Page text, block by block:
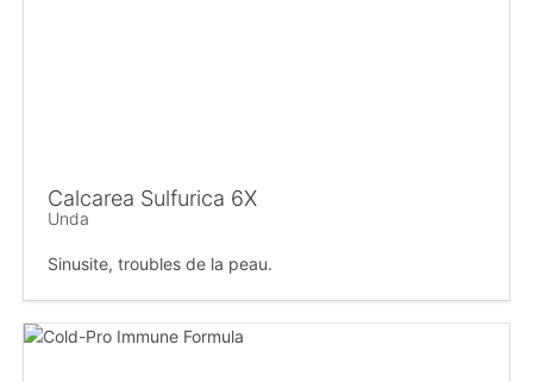
Calcarea Sulfurica 6X
Unda
Sinusite, troubles de la peau.